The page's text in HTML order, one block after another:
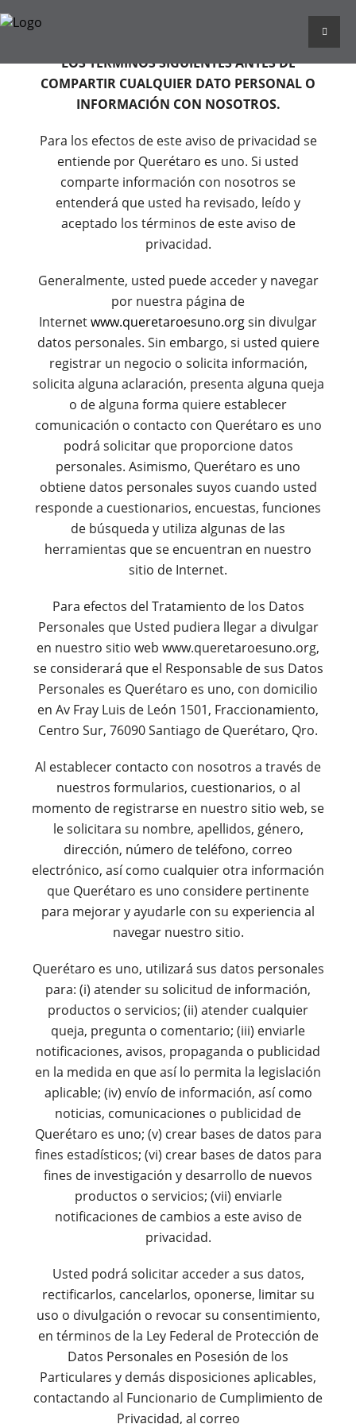
LOS TÉRMINOS SIGUIENTES ANTES DE
COMPARTIR CUALQUIER DATO PERSONAL O
INFORMACIÓN CON NOSOTROS.
Para los efectos de este aviso de privacidad se
entiende por Querétaro es uno. Si usted
comparte información con nosotros se
entenderá que usted ha revisado, leído y
aceptado los términos de este aviso de
privacidad.
Generalmente, usted puede acceder y navegar
por nuestra página de
Internetwww.queretaroesuno.orgsin divulgar
datos personales. Sin embargo, si usted quiere
registrar un negocio o solicita información,
solicita alguna aclaración, presenta alguna queja
o de alguna forma quiere establecer
comunicación o contacto con Querétaro es uno
podrá solicitar que proporcione datos
personales. Asimismo, Querétaro es uno
obtiene datos personales suyos cuando usted
responde a cuestionarios, encuestas, funciones
de búsqueda y utiliza algunas de las
herramientas que se encuentran en nuestro
sitio de Internet.
Para efectos del Tratamiento de los Datos
Personales que Usted pudiera llegar a divulgar
en nuestro sitio web www.queretaroesuno.org,
se considerará que el Responsable de sus Datos
Personales es Querétaro es uno, con domicilio
en Av Fray Luis de León 1501, Fraccionamiento,
Centro Sur, 76090 Santiago de Querétaro, Qro.
Al establecer contacto con nosotros a través de
nuestros formularios, cuestionarios, o al
momento de registrarse en nuestro sitio web, se
le solicitara su nombre, apellidos, género,
dirección, número de teléfono, correo
electrónico, así como cualquier otra información
que Querétaro es uno considere pertinente
para mejorar y ayudarle con su experiencia al
navegar nuestro sitio.
Querétaro es uno, utilizará sus datos personales
para: (i) atender su solicitud de información,
productos o servicios; (ii) atender cualquier
queja, pregunta o comentario; (iii) enviarle
notificaciones, avisos, propaganda o publicidad
en la medida en que así lo permita la legislación
aplicable; (iv) envío de información, así como
noticias, comunicaciones o publicidad de
Querétaro es uno; (v) crear bases de datos para
fines estadísticos; (vi) crear bases de datos para
fines de investigación y desarrollo de nuevos
productos o servicios; (vii) enviarle
notificaciones de cambios a este aviso de
privacidad.
Usted podrá solicitar acceder a sus datos,
rectificarlos, cancelarlos, oponerse, limitar su
uso o divulgación o revocar su consentimiento,
en términos de la Ley Federal de Protección de
Datos Personales en Posesión de los
Particulares y demás disposiciones aplicables,
contactando al Funcionario de Cumplimiento de
Privacidad, al correo